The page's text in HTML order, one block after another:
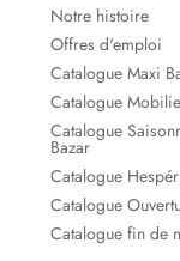
Notre histoire
Offres d'emploi
Catalogue Maxi
Catalogue
Catalogue
Bazar
Catalogue
Catalogue
Catalogue fin de